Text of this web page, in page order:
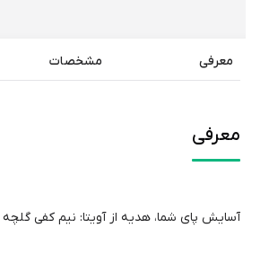
معرفی مشخصات
معرفی
آسایش پای شما، هدیه از آویتا: نیم کفی گلچه